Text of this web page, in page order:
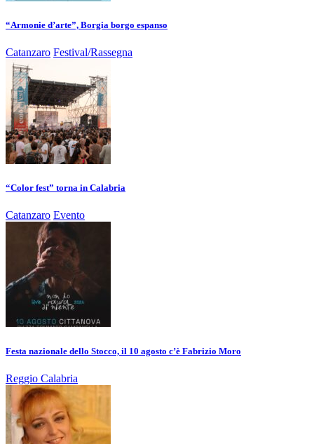
“Armonie d’arte”, Borgia borgo espanso
Catanzaro Festival/Rassegna
“Color fest” torna in Calabria
Catanzaro Evento
Festa nazionale dello Stocco, il 10 agosto c’è Fabrizio Moro
Reggio Calabria